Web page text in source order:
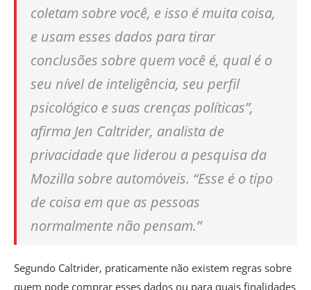
coletam sobre você, e isso é muita coisa,
e usam esses dados para tirar
conclusões sobre quem você é, qual é o
seu nível de inteligência, seu perfil
psicológico e suas crenças políticas”,
afirma Jen Caltrider, analista de
privacidade que liderou a pesquisa da
Mozilla sobre automóveis. “Esse é o tipo
de coisa em que as pessoas
normalmente não pensam.”
Segundo Caltrider, praticamente não existem regras sobre
quem pode comprar esses dados ou para quais finalidades